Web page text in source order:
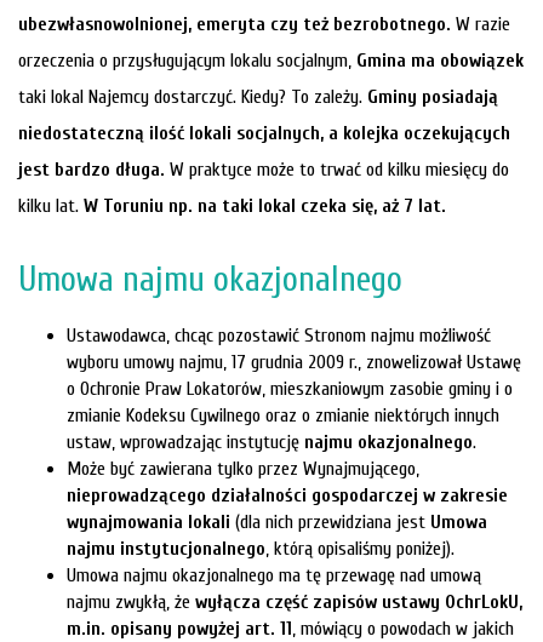
ubezwłasnowolnionej, emeryta czy też bezrobotnego. W razie
orzeczenia o przysługującym lokalu socjalnym, Gmina ma obowiązek
taki lokal Najemcy dostarczyć. Kiedy? To zależy. Gminy posiadają
niedostateczną ilość lokali socjalnych, a kolejka oczekujących
jest bardzo długa. W praktyce może to trwać od kilku miesięcy do
kilku lat. W Toruniu np. na taki lokal czeka się, aż 7 lat.
Umowa najmu okazjonalnego
Ustawodawca, chcąc pozostawić Stronom najmu możliwość
wyboru umowy najmu, 17 grudnia 2009 r., znowelizował Ustawę
o Ochronie Praw Lokatorów, mieszkaniowym zasobie gminy i o
zmianie Kodeksu Cywilnego oraz o zmianie niektórych innych
ustaw, wprowadzając instytucję najmu okazjonalnego.
Może być zawierana tylko przez Wynajmującego,
nieprowadzącego działalności gospodarczej w zakresie
wynajmowania lokali (dla nich przewidziana jest Umowa
najmu instytucjonalnego, którą opisaliśmy poniżej).
Umowa najmu okazjonalnego ma tę przewagę nad umową
najmu zwykłą, że wyłącza część zapisów ustawy OchrLokU,
m.in. opisany powyżej art. 11, mówiący o powodach w jakich